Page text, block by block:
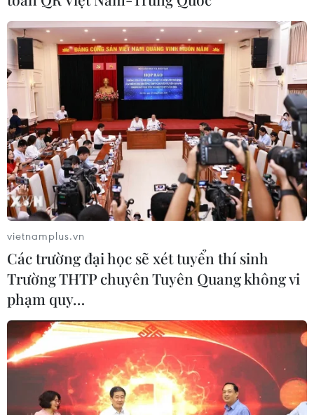
tư vẫn thận trọng trước áp lực bán
24/07/2026 09:35
Chứng khoán Âu-Mỹ chao đảo trước
cú sốc kép
24/07/2026 00:42
Chứng khoán châu Á tăng điểm nhờ
làn sóng gom cổ phiếu công nghệ
23/07/2026 09:40
Sắc đỏ bao trùm bảng điện tử, VN-
Index trượt dốc mất hơn 62 điểm
22/07/2026 09:48
Xem thêm
vietnamplus.vn
Các trường đại học sẽ xét tuyển thí sinh
Trường THTP chuyên Tuyên Quang không vi
phạm quy…